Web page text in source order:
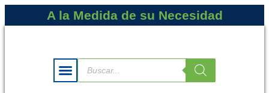
A la Medida de su Necesidad